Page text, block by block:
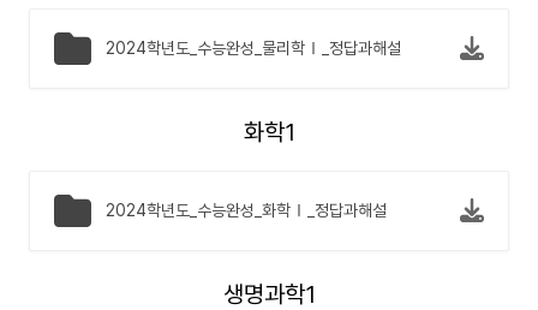
2024학년도_수능완성_물리학Ⅰ_정답과해설
화학1
2024학년도_수능완성_화학Ⅰ_정답과해설
생명과학1